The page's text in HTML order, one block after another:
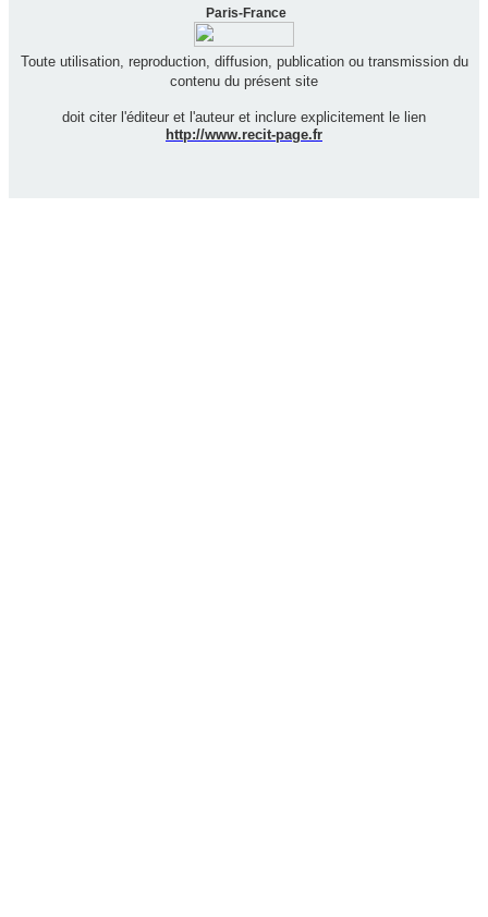
Paris-France
Toute utilisation, reproduction, diffusion, publication ou transmission du
contenu du présent site
doit citer l'éditeur et l'auteur et inclure explicitement le lien
http://www.recit-page.fr